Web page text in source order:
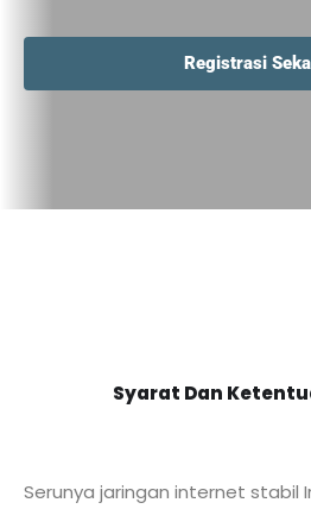
Registrasi
Syarat Dan
Serunya jaringan internet stabil